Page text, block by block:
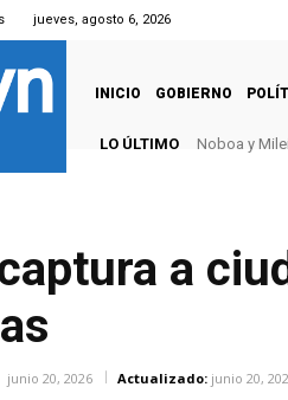
jueves, agosto 6, 2026
INICIO GOBIERNO
LO ÚLTIMO Noboa y
a
junio 20, 2026 Actualizado: junio 20,